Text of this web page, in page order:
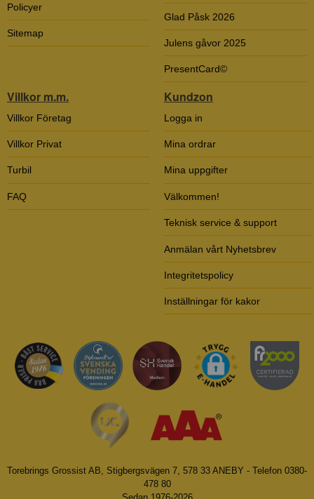
Policyer
Sitemap
Glad Påsk 2026
Julens gåvor 2025
PresentCard©
Villkor m.m.
Villkor Företag
Villkor Privat
Turbil
FAQ
Kundzon
Logga in
Mina ordrar
Mina uppgifter
Välkommen!
Teknisk service & support
Anmälan vårt Nyhetsbrev
Integritetspolicy
Inställningar för kakor
Torebrings Grossist AB, Stigbergsvägen 7, 578 33 ANEBY - Telefon 0380-
478 80